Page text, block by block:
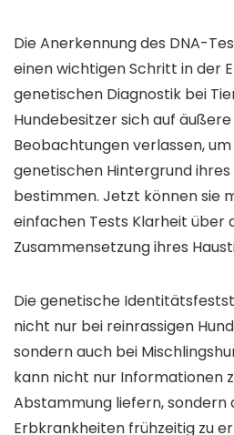
Die Anerkennung des DNA-
einen wichtigen Schritt in der
genetischen Diagnostik bei
Hundebesitzer sich auf
Beobachtungen verlassen,
genetischen Hintergrund ihres
bestimmen. Jetzt können sie
einfachen Tests Klarheit über
Zusammensetzung ihres
Die genetische
nicht nur bei reinrassigen
sondern auch bei
kann nicht nur Informationen
Abstammung liefern, sondern
Erbkrankheiten frühzeitig zu